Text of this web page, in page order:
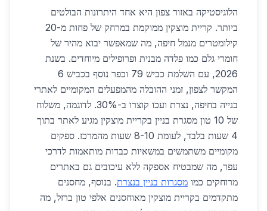
הלוגיסטיקה באזור צפון היא אחד היתרונות הבולטים
ביותר. קריית מוצקין ממוקמת במרחק של פחות מ-20
קילומטרים מנמל חיפה, מה שמאפשר יבוא מהיר של
חומרי גלם כמו פלדה מבנית ופרופילים מיוחדים. בשנת
2026, עם השלמת כביש 79 וכפר נוסף בכביש 6
המקשר לצפון, זמני ההובלה מהמפעלים המקומיים לאתרי
בנייה בחיפה, נצרת ועכו קוצרו ב-30%. לדוגמה, משלוח
של 10 טון מסגרת בניין בקריית מוצקין מגיע לאתר בתוך
4 שעות בלבד, לעומת 8-10 שעות מהמרכז. ספקים
מקומיים משתמשים במשאיות כבדות מותאמות לדרכי
עפר, מה שמבטיח אספקה ללא עיכובים גם באתרים
מרוחקים כמו מסגרות בניין בנצרת. בנוסף, מחסנים
מתקדמים בקריית מוצקין מאוחסנים אלפי טון ברזל, מה